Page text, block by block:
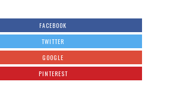
FACEBOOK
TWITTER
GOOGLE
PINTEREST